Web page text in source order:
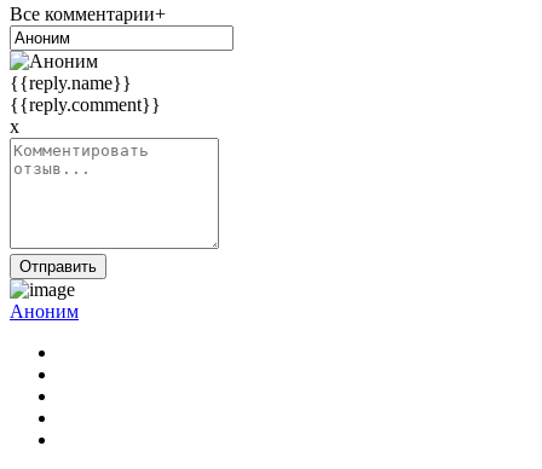
Все комментарии+
{{reply.name}}
{{reply.comment}}
x
Отправить
Аноним